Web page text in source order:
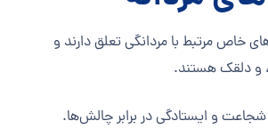
خاص مرتبط با مردانگی تعلق دارند و
و دلقک هستند.
شجاعت و ایستادگی در برابر چالش‌ها.